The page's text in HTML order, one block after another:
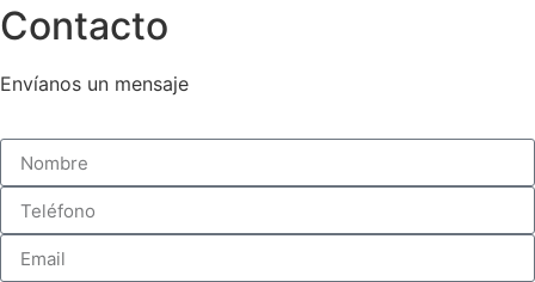
Contacto
Envíanos un mensaje